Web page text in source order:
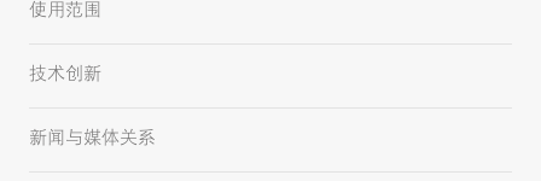
使用范围
技术创新
新闻与媒体关系